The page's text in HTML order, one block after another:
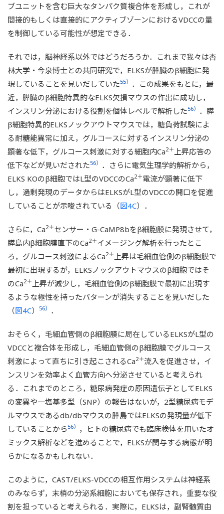
ブユニットを含む巨大なタンパク質複合体を形成し，これが
間接的もしくは直接的にアクティブゾーンにおけるVDCCの量
を制御している可能性が想定できる．
それでは，脳神経系以外ではどうだろうか．これまで我々は杏
林大学・今泉博士との共同研究で，ELKSが膵臓のβ細胞に発
現していることを見いだしていた55） ．この成果をもとに，最
近，膵臓のβ細胞特異的なELKS欠損マウスの作出に成功し，
インスリン分泌における役割を個体レベルで解析した56） ．膵
β細胞特異的ELKSノックアウトマウスでは，糖負荷試験によ
る耐糖能異常に加え，グルコースに対するインスリン分泌の
顕著な低下，グルコース刺激に対する細胞内Ca2＋ 上昇応答の
低下などが見いだされた56） ．さらに電気生理学的解析から，
ELKS KOのβ細胞ではL型のVDCCのCa2＋電流が顕著に低下
し，過剰発現のデータからはELKSがL型のVDCCの開口を促進
していることが示唆されている（図4C）．
さらに，Ca2＋センサー・G-CaMP8bをβ細胞膜に発現させて，
膵島内β細胞膜直下のCa2＋イメージング解析を行ったとこ
ろ，グルコース刺激によるCa2＋ 上昇は毛細血管側のβ細胞膜で
最初に出現するが，ELKSノックアウトマウスのβ細胞ではそ
のCa2＋ 上昇が減少し，毛細血管側のβ細胞膜で最初に出現す
るような極性を持ったパターンが消失することを見いだした
（図4C） 56） ．
おそらく，毛細血管側のβ細胞膜に局在しているELKSがL型の
VDCCと複合体を形成し，毛細血管側のβ細胞膜でグルコース
刺激によって直ちに引き起こされるCa2＋流入を促進させ，イ
ンスリンを効率よく血管方向へ分泌させていると考えられ
る．これまでのところ，糖尿病発症の原因遺伝子としてELKS
の変異や一塩基多型（SNP）の報告はないが，2型糖尿病モデ
ルマウスであるdb/dbマウスの膵島ではELKSの発現量が低下
していることから 56） ，ヒトの糖尿病でも臨床検体を用いたオ
ミックス解析などを進めることで，ELKSが関与する病態が明
らかになるかもしれない．
このように，CAST/ELKS-VDCCの相互作用システムは神経系
のみならず，末梢の分泌系細胞においても保存され，重要な役
割を担っていると考えられる．実際に，ELKSは，副腎髄質由